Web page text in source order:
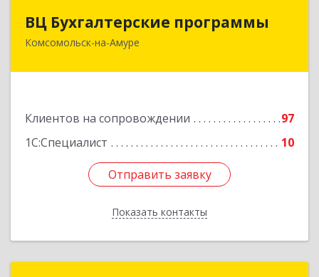
ВЦ Бухгалтерские программы
Комсомольск-на-Амуре
Клиентов на сопровождении
97
1С:Специалист
10
Отправить заявку
Показать контакты
681000, Хабаровский край, Комсомольск-на-
Отправить заявку
Назад